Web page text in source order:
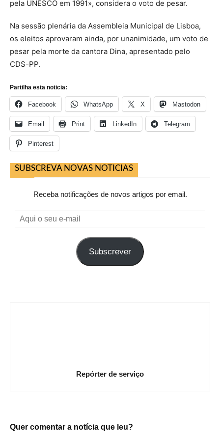
pela UNESCO em 1991», considera o voto de pesar.
Na sessão plenária da Assembleia Municipal de Lisboa,
os eleitos aprovaram ainda, por unanimidade, um voto de
pesar pela morte da cantora Dina, apresentado pelo
CDS-PP.
Partilha esta noticia:
Facebook WhatsApp X Mastodon
Email Print LinkedIn Telegram
Pinterest
SUBSCREVA NOVAS NOTICIAS
Receba notificações de novos artigos por email.
Aqui
o
Subscrever
Repórter de serviço
Quer comentar a notícia que leu?